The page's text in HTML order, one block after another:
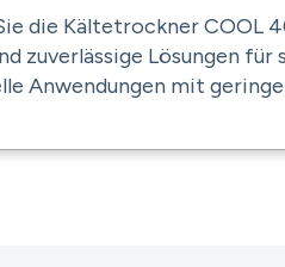
die Kältetrockner COOL
zuverlässige Lösungen für
Anwendungen mit